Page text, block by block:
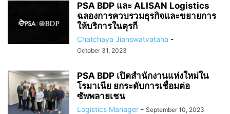
PSA BDP และ ALISAN Logistics
ฉลองการควบรวมธุรกิจและขยายการ
ให้บริการในตุรกี
Chatchaya Jianswatvatana -
October 31, 2023
PSA BDP เปิดสำนักงานแห่งใหม่ใน
โรมาเนีย ยกระดับการเชื่อมต่อ
ซัพพลายเชน
Logistics Manager - September 10, 2023